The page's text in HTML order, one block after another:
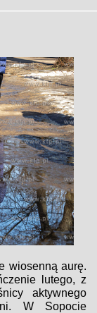
wiosenną aurę.
lutego, z
aktywnego
W Sopocie